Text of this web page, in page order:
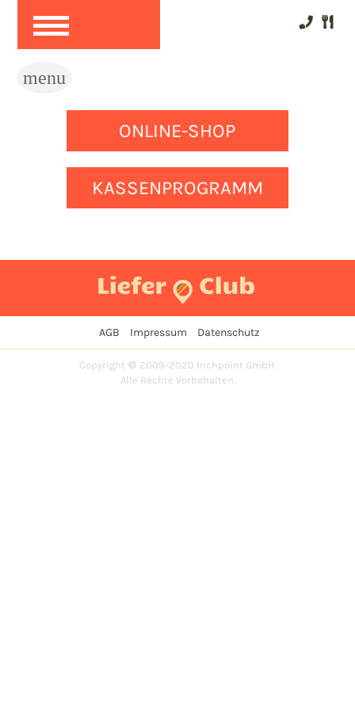
ONLINE-SHOP
KASSENPROGRAMM
AGB Impressum Datenschutz
Copyright © 2009-2020 Inchpoint GmbH.
Alle Rechte Vorbehalten.